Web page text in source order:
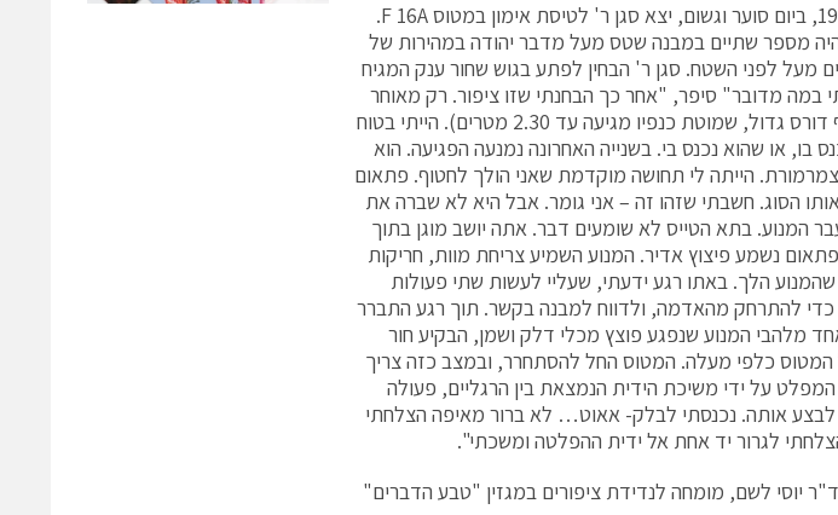
"בדצמבר 1988, ביום סוער וגשום, יצא סגן ר' לטיסת אימון במטוס F 16A.
היה מספר שתיים במבנה שטס מעל מדבר יהודה במהירות של
לשעה, בגובה של כ-200 מטרים מעל לפני השטח. סגן ר' הבחין לפתע בגוש שחור ענק המגיח
מדובר" סיפר, "אחר כך הבחנתי שזו ציפור. רק מאוחר
יותר התברר לי, שזה היה עיט סלעים (עוף דורס גדול, שמוטת כנפיו מגיעה עד 2.30 מטרים). הייתי בטוח
בו, או שהוא נכנס בי. בשנייה האחרונה נמנעה הפגיעה. הוא
הייתה לי תחושה מוקדמת שאני הולך לחטוף. פתאום
הסוג. חשבתי שזהו זה – אני גומר. אבל היא לא שברה את
המנוע. בתא הטייס לא שומעים דבר. אתה יושב מוגן בתוך
נשמע פיצוץ אדיר. המנוע השמיע צריחת מוות, חריקות
שהמנוע הלך. באתו רגע ידעתי, שעליי לעשות שתי פעולות
להתרחק מהאדמה, ולדווח למבנה בקשר. תוך רגע התברר
מלהבי המנוע שנפגע פוצץ מכלי דלק ושמן, הבקיע חור
כלפי מעלה. המטוס החל להסתחרר, ובמצב כזה צריך
על ידי משיכת הידית הנמצאת בין הרגליים, פעולה
אותה. נכנסתי לבלק- אאוט… לא ברור מאיפה הצלחתי
לגרור יד אחת אל ידית ההפלטה ומשכתי".
יוסי לשם, מומחה לנדידת ציפורים במגזין "טבע הדברים"